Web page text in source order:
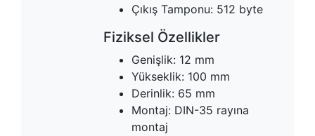
Çıkış Tamponu: 512 byte
Fiziksel Özellikler
Genişlik: 12 mm
Yükseklik: 100 mm
Derinlik: 65 mm
Montaj: DIN-35 rayına
montaj